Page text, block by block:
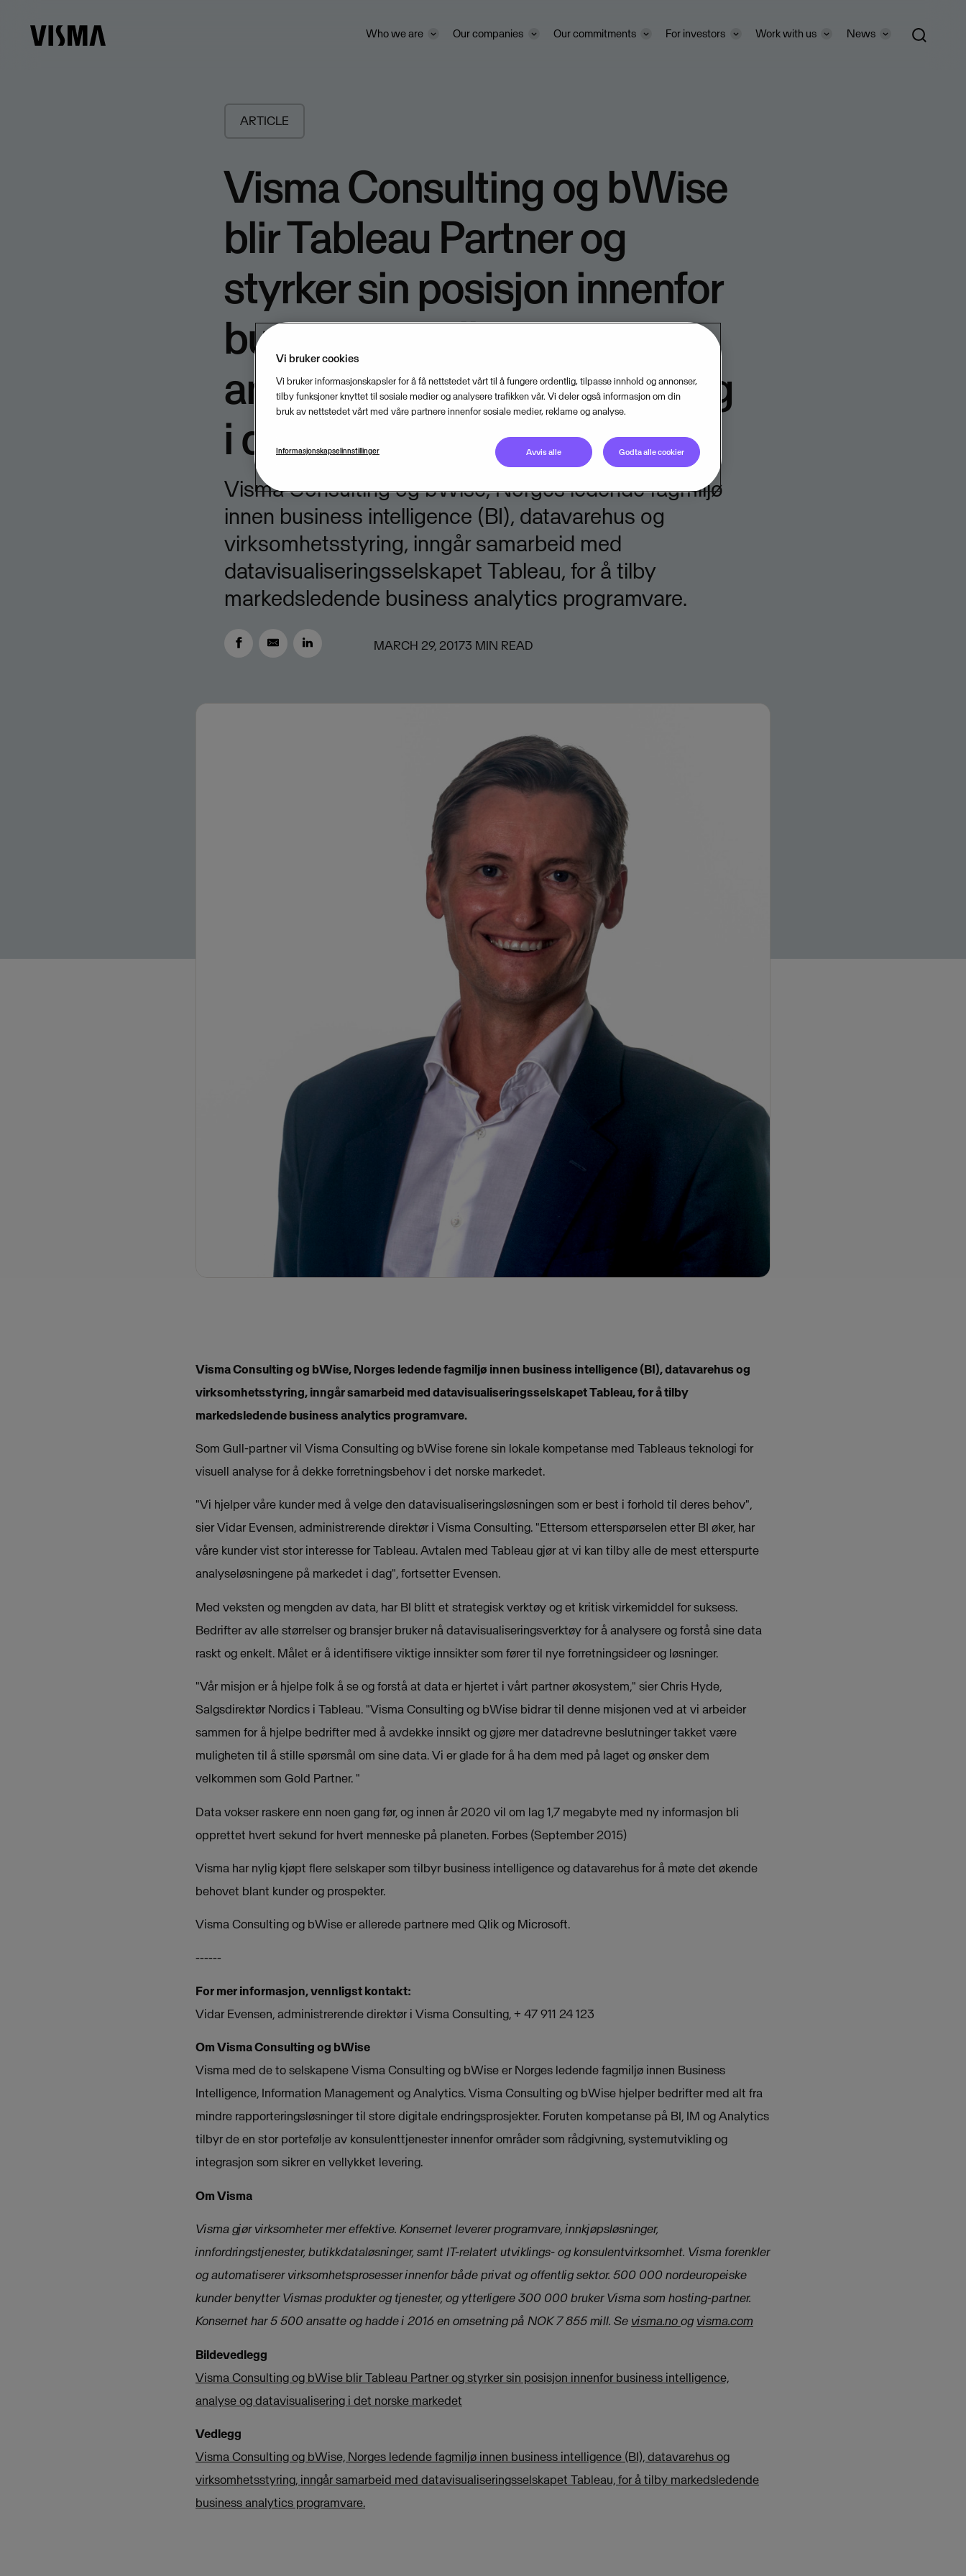
Who we are Our companies Our commitments For investors Work with us News
ARTICLE
Visma Consulting og bWise
blir Tableau Partner og
styrker sin posisjon innenfor
business intelligence,
analyse og datavisualisering
i det norske markedet
​Visma Consulting og bWise, Norges ledende fagmiljø
innen business intelligence (BI), datavarehus og
virksomhetsstyring, inngår samarbeid med
datavisualiseringsselskapet Tableau, for å tilby
markedsledende business analytics programvare.
MARCH 29, 20173 MIN READ
Visma Consulting og bWise, Norges ledende fagmiljø innen business intelligence (BI), datavarehus og
virksomhetsstyring, inngår samarbeid med datavisualiseringsselskapet Tableau, for å tilby
markedsledende business analytics programvare.
Som Gull-partner vil Visma Consulting og bWise forene sin lokale kompetanse med Tableaus teknologi for
visuell analyse for å dekke forretningsbehov i det norske markedet.
"Vi hjelper våre kunder med å velge den datavisualiseringsløsningen som er best i forhold til deres behov",
sier Vidar Evensen, administrerende direktør i Visma Consulting. "Ettersom etterspørselen etter BI øker, har
våre kunder vist stor interesse for Tableau. Avtalen med Tableau gjør at vi kan tilby alle de mest etterspurte
analyseløsningene på markedet i dag", fortsetter Evensen.
Med veksten og mengden av data, har BI blitt et strategisk verktøy og et kritisk virkemiddel for suksess.
Bedrifter av alle størrelser og bransjer bruker nå datavisualiseringsverktøy for å analysere og forstå sine data
raskt og enkelt. Målet er å identifisere viktige innsikter som fører til nye forretningsideer og løsninger.
"Vår misjon er å hjelpe folk å se og forstå at data er hjertet i vårt partner økosystem," sier Chris Hyde,
Salgsdirektør Nordics i Tableau. "Visma Consulting og bWise bidrar til denne misjonen ved at vi arbeider
sammen for å hjelpe bedrifter med å avdekke innsikt og gjøre mer datadrevne beslutninger takket være
muligheten til å stille spørsmål om sine data. Vi er glade for å ha dem med på laget og ønsker dem
velkommen som Gold Partner. "
Data vokser raskere enn noen gang før, og innen år 2020 vil om lag 1,7 megabyte med ny informasjon bli
opprettet hvert sekund for hvert menneske på planeten. Forbes (September 2015)
Visma har nylig kjøpt flere selskaper som tilbyr business intelligence og datavarehus for å møte det økende
behovet blant kunder og prospekter.
Visma Consulting og bWise er allerede partnere med Qlik og Microsoft.
------
For mer informasjon, vennligst kontakt:
Vidar Evensen, administrerende direktør i Visma Consulting, + 47 911 24 123
Om Visma Consulting og bWise
Visma med de to selskapene Visma Consulting og bWise er Norges ledende fagmiljø innen Business
Intelligence, Information Management og Analytics. Visma Consulting og bWise hjelper bedrifter med alt fra
mindre rapporteringsløsninger til store digitale endringsprosjekter. Foruten kompetanse på BI, IM og Analytics
tilbyr de en stor portefølje av konsulenttjenester innenfor områder som rådgivning, systemutvikling og
integrasjon som sikrer en vellykket levering.
Om Visma
Visma gjør virksomheter mer effektive. Konsernet leverer programvare, innkjøpsløsninger,
innfordringstjenester, butikkdataløsninger, samt IT-relatert utviklings- og konsulentvirksomhet. Visma forenkler
og automatiserer virksomhetsprosesser innenfor både privat og offentlig sektor. 500 000 nordeuropeiske
kunder benytter Vismas produkter og tjenester, og ytterligere 300 000 bruker Visma som hosting-partner.
Konsernet har 5 500 ansatte og hadde i 2016 en omsetning på NOK 7 855 mill. Se visma.noog visma.com
Bildevedlegg
Visma Consulting og bWise blir Tableau Partner og styrker sin posisjon innenfor business intelligence,
analyse og datavisualisering i det norske markedet
Vedlegg
Visma Consulting og bWise, Norges ledende fagmiljø innen business intelligence (BI), datavarehus og
virksomhetsstyring, inngår samarbeid med datavisualiseringsselskapet Tableau, for å tilby markedsledende
business analytics programvare.
Vi bruker cookies
Vi bruker informasjonskapsler for å få nettstedet vårt til å fungere ordentlig, tilpasse innhold og annonser,
tilby funksjoner knyttet til sosiale medier og analysere trafikken vår. Vi deler også informasjon om din
bruk av nettstedet vårt med våre partnere innenfor sosiale medier, reklame og analyse.
Informasjonskapselinnstillinger Avvis alle Godta alle cookier